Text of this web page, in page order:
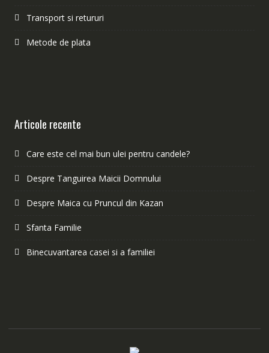
Transport si retururi
Metode de plata
Articole recente
Care este cel mai bun ulei pentru candele?
Despre Tanguirea Maicii Domnului
Despre Maica cu Pruncul din Kazan
Sfanta Familie
Binecuvantarea casei si a familiei